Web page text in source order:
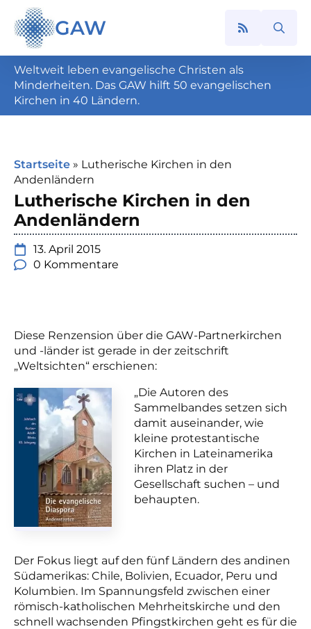
GAW
Search
Weltweit leben evangelische Christen als
Minderheiten. Das GAW hilft 50 evangelischen
Kirchen in 40 Ländern.
Startseite » Lutherische Kirchen in den
Andenländern
Lutherische Kirchen in den
Andenländern
13. April 2015
0 Kommentare
Diese Renzension über die GAW-Partnerkirchen
und -länder ist gerade in der zeitschrift
„Weltsichten“ erschienen:
„Die Autoren des
Sammelbandes setzen sich
damit auseinander, wie
kleine protestantische
Kirchen in Lateinamerika
ihren Platz in der
Gesellschaft suchen – und
behaupten.
Der Fokus liegt auf den fünf Ländern des andinen
Südamerikas: Chile, Bolivien, Ecuador, Peru und
Kolumbien. Im Spannungsfeld zwischen einer
römisch-katholischen Mehrheitskirche und den
schnell wachsenden Pfingstkirchen geht es für die